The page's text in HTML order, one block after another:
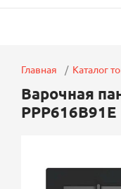
Главная Каталог
Варочная
PPP616B91E